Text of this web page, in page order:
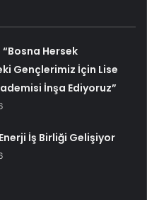
Hersek
Gençlerimiz İçin Lise
İnşa Ediyoruz”
İş Birliği Gelişiyor